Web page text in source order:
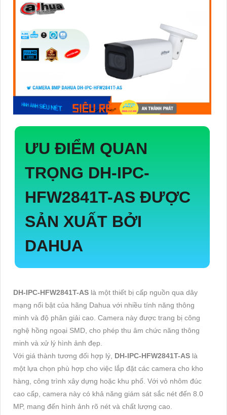
ƯU ĐIỂM QUAN
TRỌNG DH-IPC-
HFW2841T-AS ĐƯỢC
SẢN XUẤT BỞI
DAHUA
DH-IPC-HFW2841T-AS là một thiết bị cấp nguồn qua dây
mạng nổi bật của hãng Dahua với nhiều tính năng thông
minh và độ phân giải cao. Camera này được trang bị công
nghệ hồng ngoại SMD, cho phép thu âm chức năng thông
minh và xử lý hình ảnh đẹp.
Với giá thành tương đối hợp lý, DH-IPC-HFW2841T-AS là
một lựa chọn phù hợp cho việc lắp đặt các camera cho kho
hàng, công trình xây dựng hoặc khu phố. Với vỏ nhôm đúc
cao cấp, camera này có khả năng giám sát sắc nét đến 8.0
MP, mang đến hình ảnh rõ nét và chất lượng cao.